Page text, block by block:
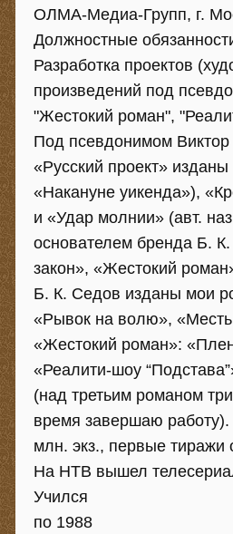
ОЛМА-Медиа-Групп, г.
Должностные
Разработка проектов
произведений под
"Жестокий роман",
Под псевдонимом
«Русский проект»
«Накануне уикенда»),
и «Удар молнии» (авт.
основателем бренда Б.
закон», «Жестокий
Б. К. Седов изданы мои
«Рывок на волю»,
«Жестокий роман»:
«Реалити-шоу
(над третьим романом
время завершаю
млн. экз., первые тиражи
На НТВ вышел
Учился
по 1988